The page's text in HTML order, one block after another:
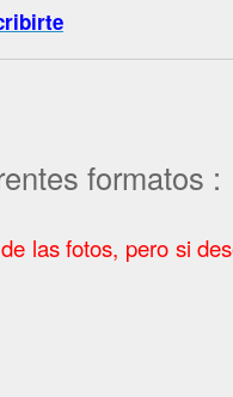
formatos :
las fotos, pero si